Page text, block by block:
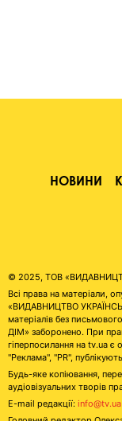
НОВИНИ
© 2025, ТОВ
Всі права на матеріали,
«ВИДАВНИЦТВО
матеріалів без
ДІМ» заборонено. При
гіперпосилання на tv.ua є
"Реклама", "PR",
Будь-яке копіювання,
аудіовізуальних творів
E-mail редакції: info@tv.ua